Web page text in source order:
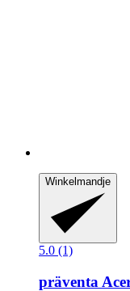
Winkelmandje
5.0 (1)
präventa